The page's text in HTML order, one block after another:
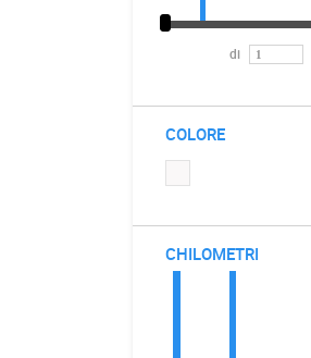
di
COLORE
CHILOMETRI